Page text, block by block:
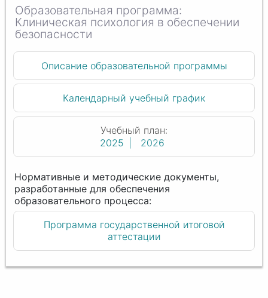
Клиническая психология в обеспечении
безопасности
Описание образовательной программы
Календарный учебный график
Учебный план:
2025
2026
Программа государственной итоговой
аттестации